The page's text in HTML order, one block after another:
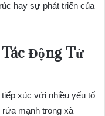
hay sự phát triển của
Động Từ
xúc với nhiều yếu tố
mạnh trong xà